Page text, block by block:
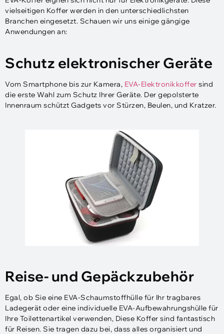
vielseitigen Koffer werden in den unterschiedlichsten
Branchen eingesetzt. Schauen wir uns einige gängige
Anwendungen an:
Schutz elektronischer Geräte
Vom Smartphone bis zur Kamera, EVA-Elektronikkoffer sind
die erste Wahl zum Schutz Ihrer Geräte. Der gepolsterte
Innenraum schützt Gadgets vor Stürzen, Beulen, und Kratzer.
Reise- und Gepäckzubehör
Egal, ob Sie eine EVA-Schaumstoffhülle für Ihr tragbares
Ladegerät oder eine individuelle EVA-Aufbewahrungshülle für
Ihre Toilettenartikel verwenden, Diese Koffer sind fantastisch
für Reisen. Sie tragen dazu bei, dass alles organisiert und